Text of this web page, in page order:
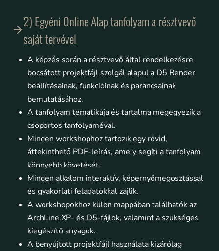
2) Egyéni Online Alap tanfolyam a résztvevő
saját tervével
A képzés során a résztvevő által rendelkezésre
bocsátott projektfájl szolgál alapul a D5 Render
beállításainak, funkcióinak és parancsainak
bemutatásához.
A tanfolyam tematikája és tartalma megegyezik a
csoportos tanfolyaméval.
Minden workshophoz tartozik egy rövid,
áttekinthető PDF-leírás, amely segíti a tanfolyam
könnyebb követését.
Minden alkalom interaktív, képernyőmegosztással
és gyakorlati feladatokkal zajlik.
A workshopokhoz külön mappában találhatók az
ArchLine.XP- és D5-fájlok, valamint a szükséges
kiegészítő anyagok.
A benyújtott projektfájl használata kizárólag